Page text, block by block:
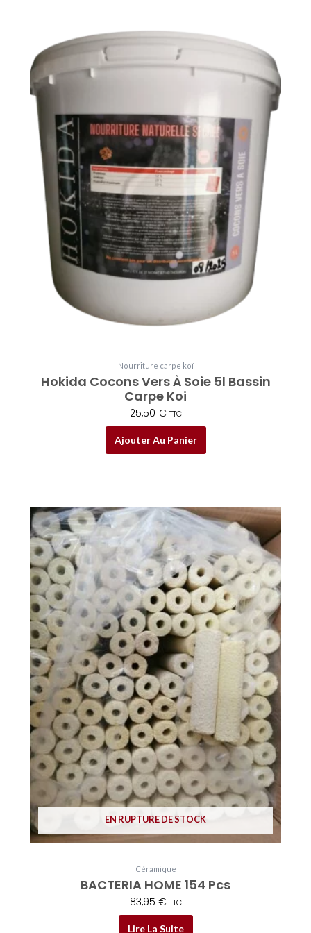
Nourriture carpe koï
Hokida Cocons Vers À Soie 5l Bassin
Carpe Koi
25,50 € TTC
Ajouter Au Panier
EN RUPTURE DE STOCK
Céramique
BACTERIA HOME 154 Pcs
83,95 € TTC
Lire La Suite